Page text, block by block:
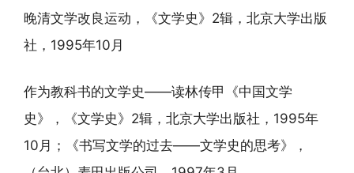
晚清文学改良运动，《文学史》2辑，北京大学出版
社，1995年10月
作为教科书的文学史——读林传甲《中国文学
史》，《文学史》2辑，北京大学出版社，1995年
10月；《书写文学的过去——文学史的思考》，